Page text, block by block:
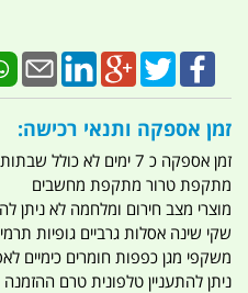
זמן אספקה ותנאי רכישה:
זמן אספקה כ 7 ימים לא
מתקפת טרור מתקפת מחשבים
מוצרי מצב חירום ומלחמה לא ניתן
שקי שינה אסלות גרביים גופיות
משקפי מגן כפפות חומרים כימיים
ניתן להתעניין טלפונית טרם ההזמנה 0523214741